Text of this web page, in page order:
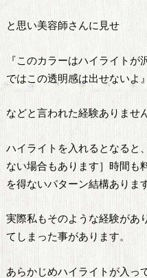
と思い美容師さんに見せ
『このカラーはハイライト
ではこの透明感は出せないよ』
などと言われた経験ありませ
ハイライトを入れるとなると
ない場合もあります］時間も
を得ないパターン結構ありま
実際私もそのような経験があ
てしまった事があります。
あらかじめハイライトが入っ